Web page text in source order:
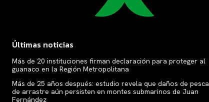
Últimas noticias
Más de 20 instituciones firman declaración para proteger al
guanaco en la Región Metropolitana
Más de 25 años después: estudio revela que daños de pesca
de arrastre aún persisten en montes submarinos de Juan
Fernández